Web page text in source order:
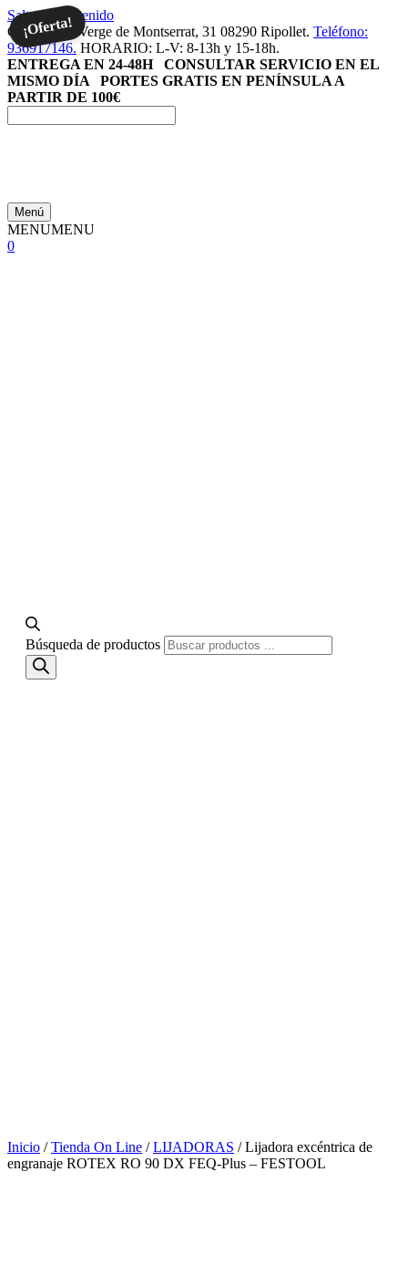
Saltar al contenido
Carrer de la Verge de Montserrat, 31 08290 Ripollet. Teléfono:
936917146. HORARIO: L-V: 8-13h y 15-18h.
ENTREGA EN 24-48H CONSULTAR SERVICIO EN EL
MISMO DÍA PORTES GRATIS EN PENÍNSULA A
PARTIR DE 100€
Menú
MENUMENU
0
Búsqueda de productos
Inicio /Tienda On Line /LIJADORAS / Lijadora excéntrica de
engranaje ROTEX RO 90 DX FEQ-Plus – FESTOOL
¡Oferta!